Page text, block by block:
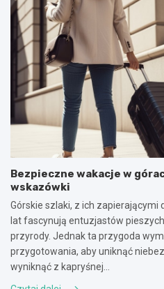
Bezpieczne wakacje w
wskazówki
Górskie szlaki, z ich zapierającymi
lat fascynują entuzjastów
przyrody. Jednak ta przygoda
przygotowania, aby uniknąć
wyniknąć z kapryśnej…